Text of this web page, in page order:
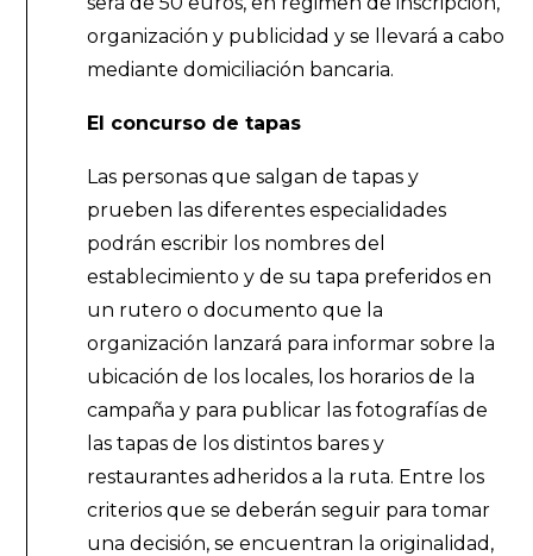
organización y publicidad y se llevará a cabo
mediante domiciliación bancaria.
El concurso de tapas
Las personas que salgan de tapas y
prueben las diferentes especialidades
podrán escribir los nombres del
establecimiento y de su tapa preferidos en
un rutero o documento que la
organización lanzará para informar sobre la
ubicación de los locales, los horarios de la
campaña y para publicar las fotografías de
las tapas de los distintos bares y
restaurantes adheridos a la ruta. Entre los
criterios que se deberán seguir para tomar
una decisión, se encuentran la originalidad,